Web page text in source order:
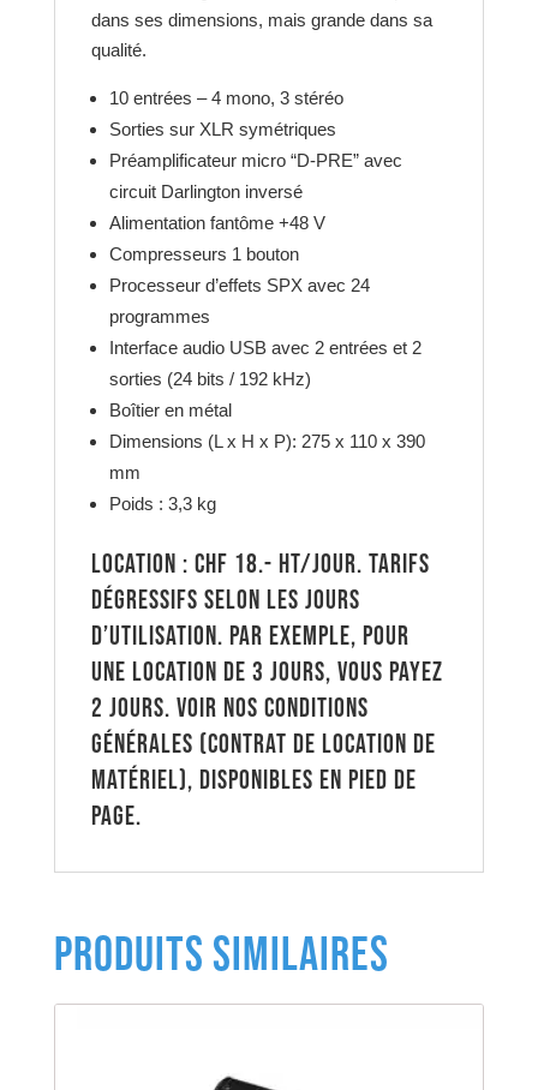
dans ses dimensions, mais grande dans sa
qualité.
10 entrées – 4 mono, 3 stéréo
Sorties sur XLR symétriques
Préamplificateur micro “D-PRE” avec
circuit Darlington inversé
Alimentation fantôme +48 V
Compresseurs 1 bouton
Processeur d’effets SPX avec 24
programmes
Interface audio USB avec 2 entrées et 2
sorties (24 bits / 192 kHz)
Boîtier en métal
Dimensions (L x H x P): 275 x 110 x 390
mm
Poids : 3,3 kg
Location : CHF 18.- HT/jour. Tarifs
dégressifs selon les jours
d’utilisation. Par exemple, pour
une location de 3 jours, vous payez
2 jours. Voir nos conditions
générales (contrat de location de
matériel), disponibles en pied de
page.
PRODUITS SIMILAIRES